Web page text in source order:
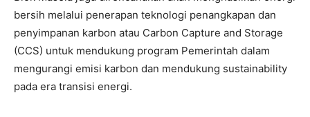
bersih melalui penerapan teknologi penangkapan dan
penyimpanan karbon atau Carbon Capture and Storage
(CCS) untuk mendukung program Pemerintah dalam
mengurangi emisi karbon dan mendukung sustainability
pada era transisi energi.